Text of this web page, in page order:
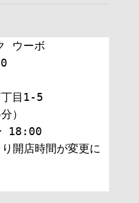
ウーボ
丁目1-5
）
18:00
開店時間が変更に